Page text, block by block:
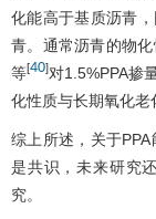
化能高于基质沥青
青。通常沥青的物
等[40]对1.5%PPA掺
化性质与长期氧化老
综上所述，关于
是共识，未来研究
究。